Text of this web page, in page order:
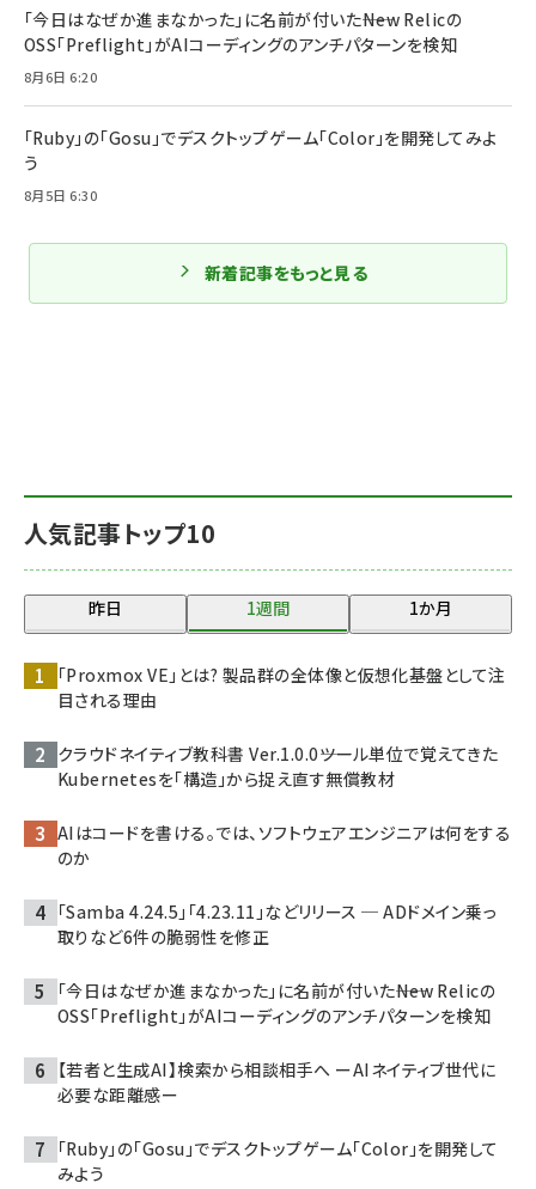
人気記事トップ10
昨日 1週間 1か月
「Proxmox VE」とは? 製品群の全体像と仮想化基盤として注
目される理由
クラウドネイティブ教科書 Ver.1.0.0――ツール単位で覚えてきた
Kubernetesを「構造」から捉え直す無償教材
AIはコードを書ける。では、ソフトウェアエンジニアは何をする
のか
「Samba 4.24.5」「4.23.11」などリリース ─ ADドメイン乗っ
取りなど6件の脆弱性を修正
「今日はなぜか進まなかった」に名前が付いた――New Relicの
OSS「Preflight」がAIコーディングのアンチパターンを検知
【若者と生成AI】検索から相談相手へ ーAIネイティブ世代に
必要な距離感ー
「Ruby」の「Gosu」でデスクトップゲーム「Color」を開発して
みよう
「今日はなぜか進まなかった」に名前が付いた――New Relicの
OSS「Preflight」がAIコーディングのアンチパターンを検知
8月6日 6:20
「Ruby」の「Gosu」でデスクトップゲーム「Color」を開発してみよ
う
8月5日 6:30
新着記事をもっと見る